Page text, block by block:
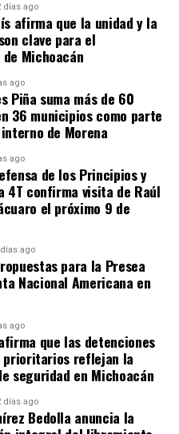
días ago
afirma que la unidad y la
clave para el
Michoacán
ago
Piña suma más de 60
36 municipios como parte
de Morena
ago
de los Principios y
4T confirma visita de Raúl
el próximo 9 de
ago
para la Presea
Nacional Americana en
ago
que las detenciones
prioritarios reflejan la
seguridad en Michoacán
días ago
Bedolla anuncia la